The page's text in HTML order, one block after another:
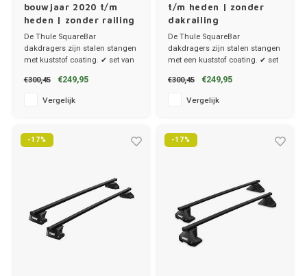
bouwjaar 2020 t/m
heden | zonder railing
De Thule SquareBar
dakdragers zijn stalen stangen
met kuststof coating. ✔ set van
3.2cm
€300,45 €249,95
Vergelijk
t/m heden | zonder
dakrailing
De Thule SquareBar
dakdragers zijn stalen stangen
met een kuststof coating. ✔ set
3.2cm
€300,45 €249,95
Vergelijk
-17% -17%